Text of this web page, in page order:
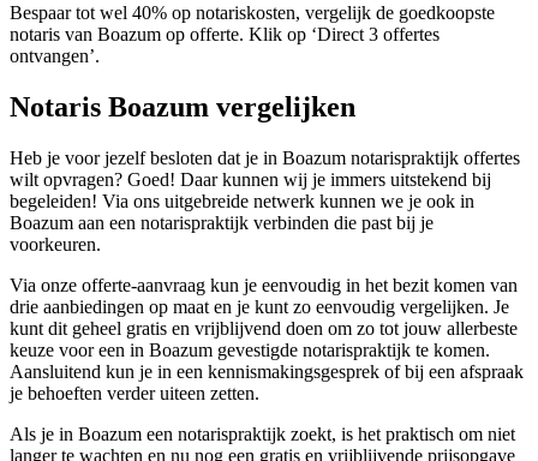
Bespaar tot wel 40% op notariskosten, vergelijk de goedkoopste
notaris van Boazum op offerte. Klik op ‘Direct 3 offertes
ontvangen’.
Notaris Boazum vergelijken
Heb je voor jezelf besloten dat je in Boazum notarispraktijk offertes
wilt opvragen? Goed! Daar kunnen wij je immers uitstekend bij
begeleiden! Via ons uitgebreide netwerk kunnen we je ook in
Boazum aan een notarispraktijk verbinden die past bij je
voorkeuren.
Via onze offerte-aanvraag kun je eenvoudig in het bezit komen van
drie aanbiedingen op maat en je kunt zo eenvoudig vergelijken. Je
kunt dit geheel gratis en vrijblijvend doen om zo tot jouw allerbeste
keuze voor een in Boazum gevestigde notarispraktijk te komen.
Aansluitend kun je in een kennismakingsgesprek of bij een afspraak
je behoeften verder uiteen zetten.
Als je in Boazum een notarispraktijk zoekt, is het praktisch om niet
langer te wachten en nu nog een gratis en vrijblijvende prijsopgave